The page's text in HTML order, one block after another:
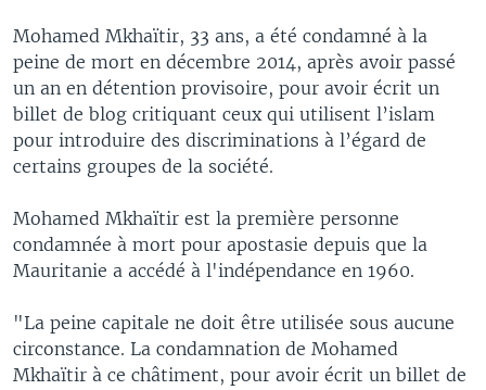
Mohamed Mkhaïtir, 33 ans, a été condamné à la
peine de mort en décembre 2014, après avoir passé
un an en détention provisoire, pour avoir écrit un
billet de blog critiquant ceux qui utilisent l’islam
pour introduire des discriminations à l’égard de
certains groupes de la société.
Mohamed Mkhaïtir est la première personne
condamnée à mort pour apostasie depuis que la
Mauritanie a accédé à l'indépendance en 1960.
"La peine capitale ne doit être utilisée sous aucune
circonstance. La condamnation de Mohamed
Mkhaïtir à ce châtiment, pour avoir écrit un billet de